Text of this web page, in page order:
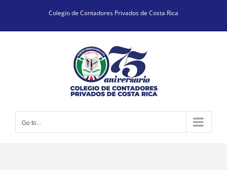
content
Colegio de Contadores Privados de Costa Rica
Go to...